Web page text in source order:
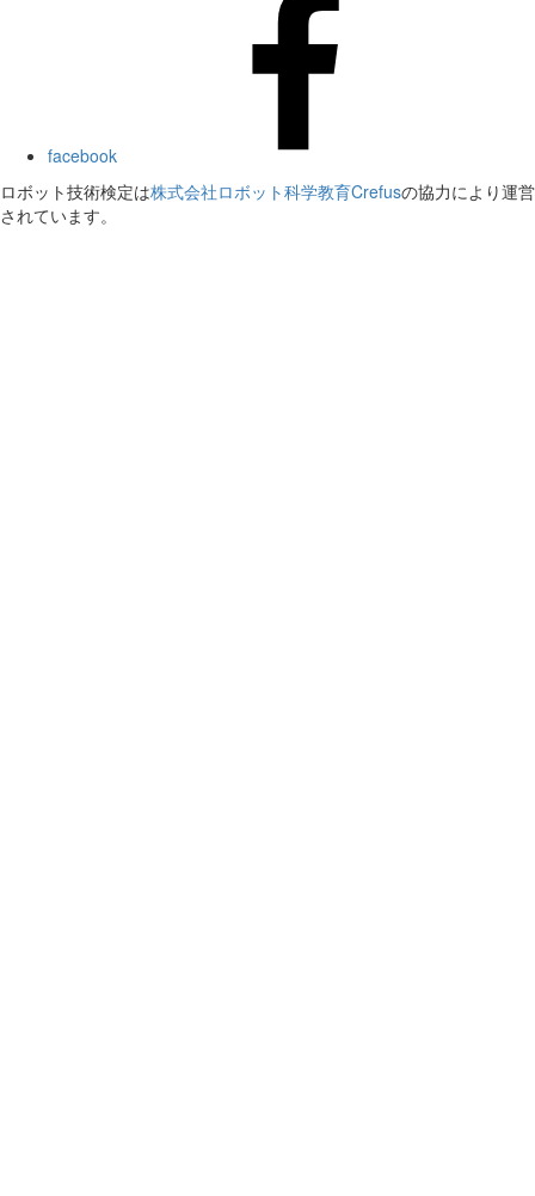
facebook
ロボット技術検定は株式会社ロボット科学教育Crefusの協力により運営
されています。